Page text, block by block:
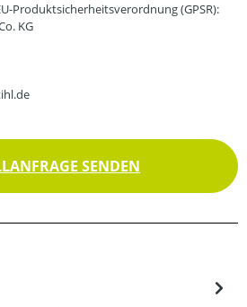
Produktsicherheitsverordnung (GPSR):
KG
SENDEN